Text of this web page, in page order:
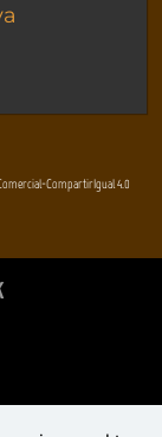
CompartirIgual 4.0